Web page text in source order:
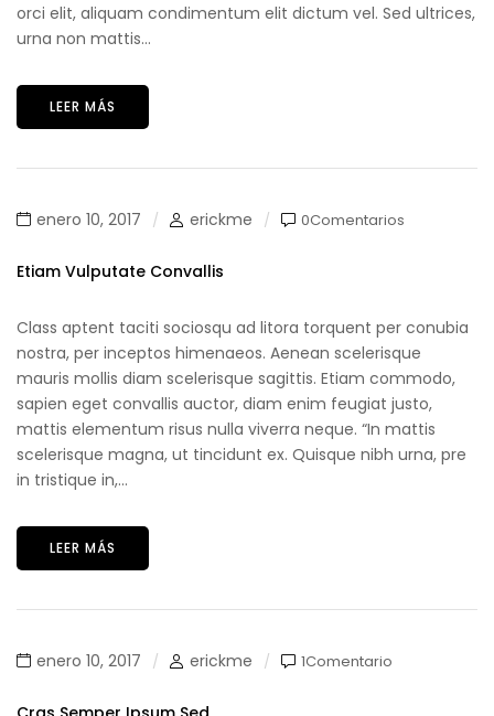
orci elit, aliquam condimentum elit dictum vel. Sed ultrices,
urna non mattis...
LEER MÁS
enero 10, 2017 erickme 0Comentarios
Etiam Vulputate Convallis
Class aptent taciti sociosqu ad litora torquent per conubia
nostra, per inceptos himenaeos. Aenean scelerisque
mauris mollis diam scelerisque sagittis. Etiam commodo,
sapien eget convallis auctor, diam enim feugiat justo,
mattis elementum risus nulla viverra neque. “In mattis
scelerisque magna, ut tincidunt ex. Quisque nibh urna, pre
in tristique in,...
LEER MÁS
enero 10, 2017 erickme 1Comentario